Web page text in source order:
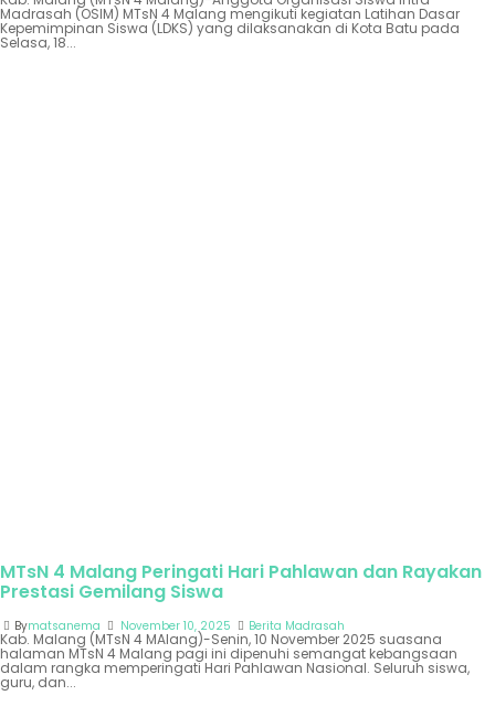
Madrasah (OSIM) MTsN 4 Malang mengikuti kegiatan Latihan Dasar
Kepemimpinan Siswa (LDKS) yang dilaksanakan di Kota Batu pada
Selasa, 18...
MTsN 4 Malang Peringati Hari Pahlawan dan Rayakan
Prestasi Gemilang Siswa
Bymatsanema November 10, 2025 Berita Madrasah
Kab. Malang (MTsN 4 MAlang)-Senin, 10 November 2025 suasana
halaman MTsN 4 Malang pagi ini dipenuhi semangat kebangsaan
dalam rangka memperingati Hari Pahlawan Nasional. Seluruh siswa,
guru, dan...